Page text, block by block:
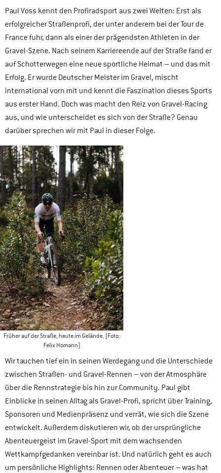
Paul Voss kennt den Profiradsport aus zwei Welten: Erst als
erfolgreicher Straßenprofi, der unter anderem bei der Tour de
France fuhr, dann als einer der prägendsten Athleten in der
Gravel-Szene. Nach seinem Karriereende auf der Straße fand er
auf Schotterwegen eine neue sportliche Heimat – und das mit
Erfolg. Er wurde Deutscher Meister im Gravel, mischt
international vorn mit und kennt die Faszination dieses Sports
aus erster Hand. Doch was macht den Reiz von Gravel-Racing
aus, und wie unterscheidet es sich von der Straße? Genau
darüber sprechen wir mit Paul in dieser Folge.
Früher auf der Straße, heute im Gelände. (Foto:
Felix Homann)
Wir tauchen tief ein in seinen Werdegang und die Unterschiede
zwischen Straßen- und Gravel-Rennen – von der Atmosphäre
über die Rennstrategie bis hin zur Community. Paul gibt
Einblicke in seinen Alltag als Gravel-Profi, spricht über Training,
Sponsoren und Medienpräsenz und verrät, wie sich die Szene
entwickelt. Außerdem diskutieren wir, ob der ursprüngliche
Abenteuergeist im Gravel-Sport mit dem wachsenden
Wettkampfgedanken vereinbar ist. Und natürlich geht es auch
um persönliche Highlights: Rennen oder Abenteuer – was hat